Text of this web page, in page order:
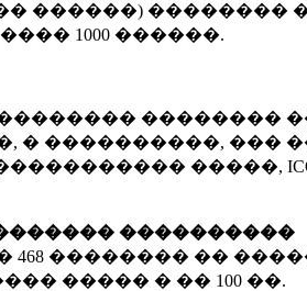
������) ��������
1000 ������.
��������
� ����������, ���
�����,
����������
468 �������� ��
����� � �� 100 ��.